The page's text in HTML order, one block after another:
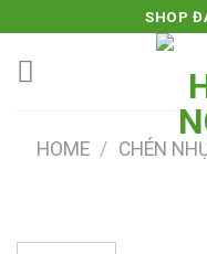
content
SHOP
HOME / CHÉN